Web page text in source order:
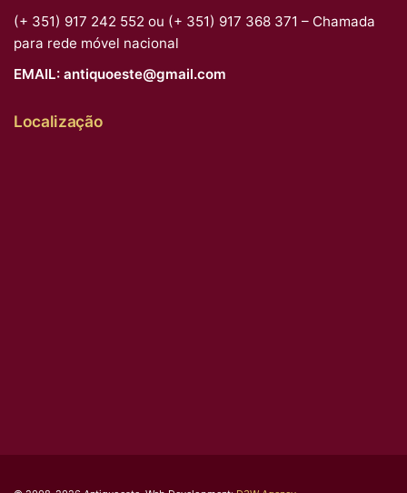
(+ 351) 917 242 552 ou (+ 351) 917 368 371 – Chamada
para rede móvel nacional
EMAIL: antiquoeste@gmail.com
Localização